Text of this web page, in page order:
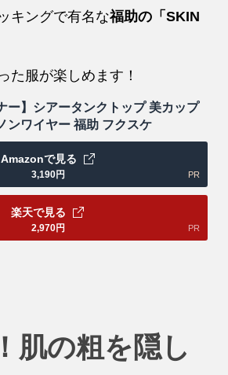
キングで有名な福助の「SKIN
た服が楽しめます！
ー】シアータンクトップ 美カップ
ンワイヤー 福助 フクスケ
3,190円
Amazonで見る
PR
2,970円
楽天で見る
PR
肌の粗を隠し